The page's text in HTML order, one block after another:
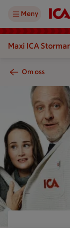
Meny
Maxi ICA
Om oss
En grupp